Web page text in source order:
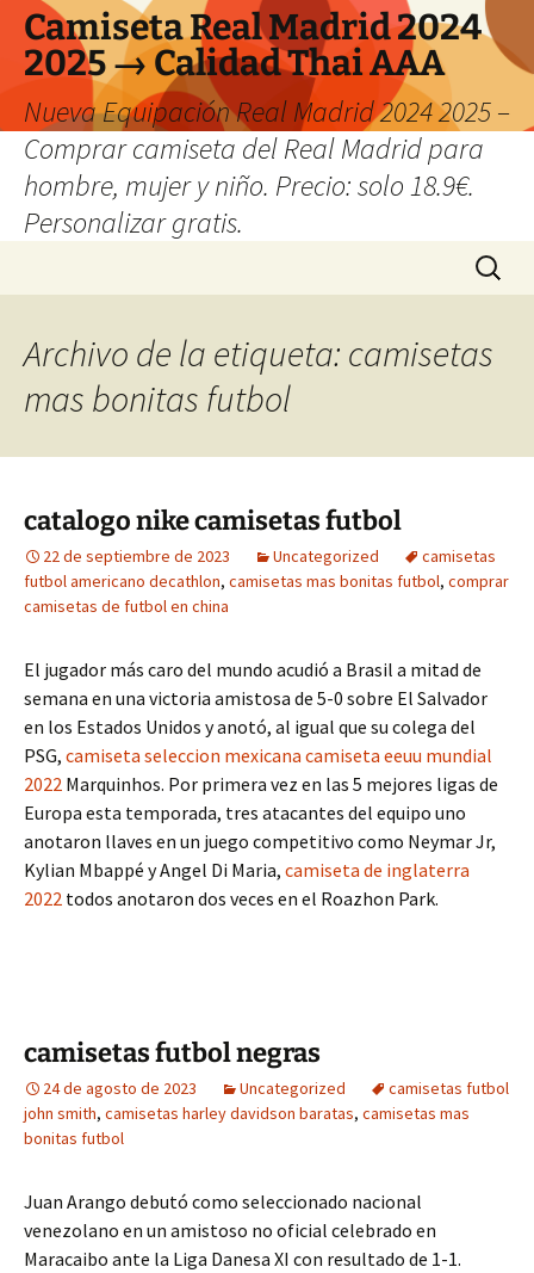
Camiseta Real Madrid 2024
2025 → Calidad Thai AAA
Nueva Equipación Real Madrid 2024 2025 –
Comprar camiseta del Real Madrid para
hombre, mujer y niño. Precio: solo 18.9€.
Personalizar gratis.
Buscar:
Archivo de la etiqueta: camisetas
mas bonitas futbol
catalogo nike camisetas futbol
22 de septiembre de 2023 Uncategorized
camisetas
futbol americano decathlon, camisetas mas bonitas futbol, comprar
camisetas de futbol en china
El jugador más caro del mundo acudió a Brasil a mitad de
semana en una victoria amistosa de 5-0 sobre El Salvador
en los Estados Unidos y anotó, al igual que su colega del
PSG, camiseta seleccion mexicana camiseta eeuu mundial
2022 Marquinhos. Por primera vez en las 5 mejores ligas de
Europa esta temporada, tres atacantes del equipo uno
anotaron llaves en un juego competitivo como Neymar Jr,
Kylian Mbappé y Angel Di Maria, camiseta de inglaterra
2022 todos anotaron dos veces en el Roazhon Park.
camisetas futbol negras
24 de agosto de 2023 Uncategorized
camisetas futbol
john smith, camisetas harley davidson baratas, camisetas mas
bonitas futbol
Juan Arango debutó como seleccionado nacional
venezolano en un amistoso no oficial celebrado en
Maracaibo ante la Liga Danesa XI con resultado de 1-1.